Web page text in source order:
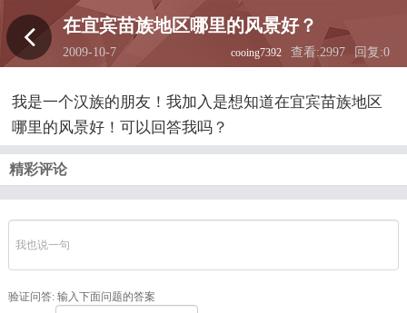
在宜宾苗族地区哪里的风景好？
2009-10-7
12:23:01
回复:0
查看:2997
cooing7392
我是一个汉族的朋友！我加入是想知道在宜宾苗族地区
哪里的风景好！可以回答我吗？
精彩评论
验证问答: 输入下面问题的答案